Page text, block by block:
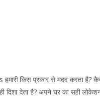
किस प्रकार से मदद करता
दिशा देता है? अपने घर का सही